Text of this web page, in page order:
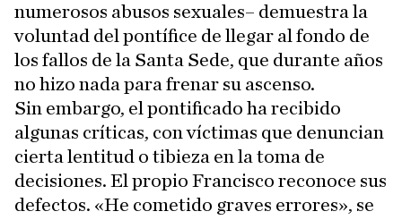
numerosos abusos sexuales– demuestra la
voluntad del pontífice de llegar al fondo de
los fallos de la Santa Sede, que durante años
no hizo nada para frenar su ascenso.
Sin embargo, el pontificado ha recibido
algunas críticas, con víctimas que denuncian
cierta lentitud o tibieza en la toma de
decisiones. El propio Francisco reconoce sus
defectos. «He cometido graves errores», se